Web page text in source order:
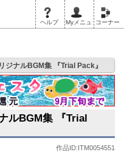
ヘルプ Myメニュ コーナー
ジナルBGM集 『Trial Pack』
ルBGM集 『Trial
作品ID:ITM0054551